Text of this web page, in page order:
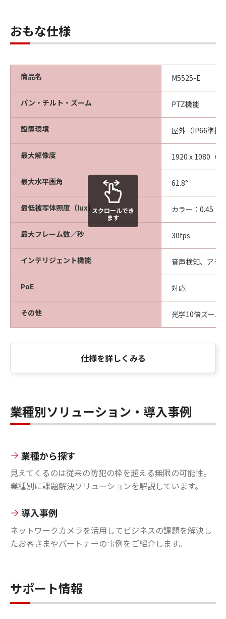
おもな仕様
商品名 M5525-E
パン・チルト・ズーム PTZ機能
設置環境 屋外（IP66準拠
最大解像度 1920 x 1080（
最大水平画角 61.8°
最低被写体照度（lux） カラー：0.45
最大フレーム数／秒 30fps
インテリジェント機能 音声検知、アラ
PoE 対応
その他 光学10倍ズーム
スクロールでき
ます
仕様を詳しくみる
業種別ソリューション・導入事例
業種から探す
見えてくるのは従来の防犯の枠を超える無限の可能性。
業種別に課題解決ソリューションを解説しています。
導入事例
ネットワークカメラを活用してビジネスの課題を解決し
たお客さまやパートナーの事例をご紹介します。
サポート情報